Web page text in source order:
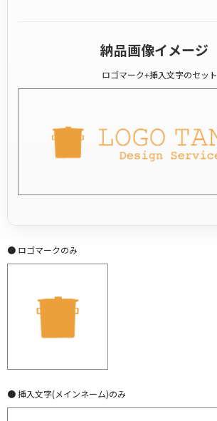
納品画像イメージ
ロゴマーク+挿入文字のセット
● ロゴマークのみ
● 挿入文字(メインネーム)のみ